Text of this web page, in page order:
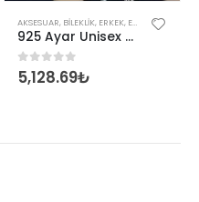
KADINAKSESUAR, BILEKLIK, ERKEK, ERKEK BILEKLIK
925 Ayar Unisex Tondo 2,40 mm İtalyan Bileklik
0out of 5
5,128.69₺